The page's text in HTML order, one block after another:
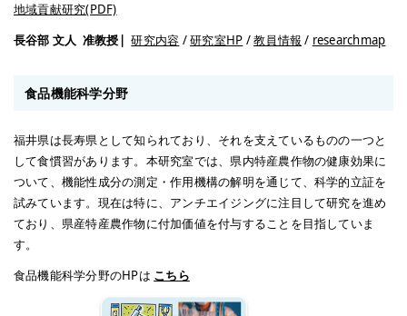
地域貢献研究(PDF)
長谷部 文人 准教授|研究内容 /研究室HP /教員情報 / researchmap
食品機能科学分野
福井県は長寿県として知られており、それを支えているものの一つと
して食慣習があります。本研究室では、県内特産農作物の健康効果に
ついて、機能性成分の測定・作用機構の解明を通じて、科学的立証を
試みています。現在は特に、アンチエイジングに注目して研究を進め
ており、県産特産農作物に付加価値を付与することを目指していま
す。
食品機能科学分野のHPは こちら